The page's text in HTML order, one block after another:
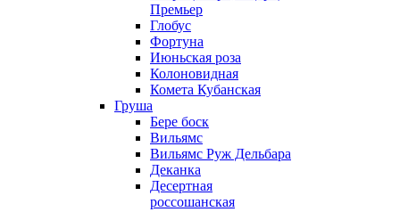
Премьер
Глобус
Фортуна
Июньская роза
Колоновидная
Комета Кубанская
Груша
Бере боск
Вильямс
Вильямс Руж Дельбара
Деканка
Десертная
россошанская